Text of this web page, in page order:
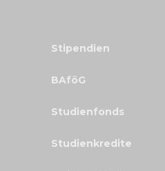
Stipendien
BAföG
Studienfonds
Studienkredite